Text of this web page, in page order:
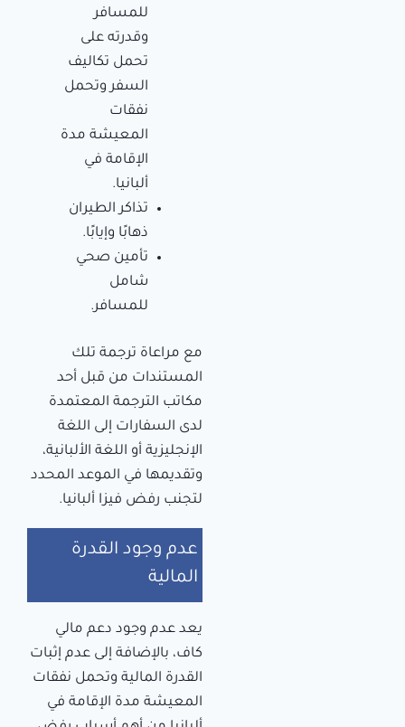
للمسافر
وقدرته على
تحمل تكاليف
السفر وتحمل
نفقات
المعيشة مدة
الإقامة في
ألبانيا.
تذاكر الطيران
ذهابًا وإيابًا.
تأمين صحي
شامل
للمسافر.
مع مراعاة ترجمة تلك
المستندات من قبل أحد
مكاتب الترجمة المعتمدة
لدى السفارات إلى اللغة
الإنجليزية أو اللغة الألبانية،
وتقديمها في الموعد المحدد
لتجنب رفض فيزا ألبانيا.
عدم وجود القدرة
المالية
يعد عدم وجود دعم مالي
كاف، بالإضافة إلى عدم إثبات
القدرة المالية وتحمل نفقات
المعيشة مدة الإقامة في